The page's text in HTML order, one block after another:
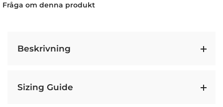
Fråga om denna produkt
Beskrivning
Sizing Guide